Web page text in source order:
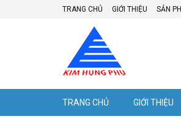
TRANG CHỦ GIỚI THIỆU SẢN
TRANG CHỦ GIỚI THIỆU